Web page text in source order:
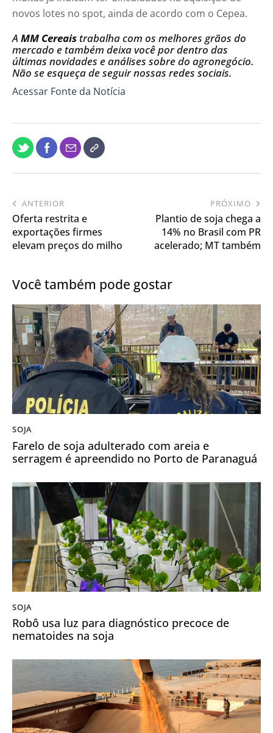
novos lotes no spot, ainda de acordo com o Cepea.
A MM Cereais trabalha com os melhores grãos do
mercado e também deixa você por dentro das
últimas novidades e análises sobre do agronegócio.
Não se esqueça de seguir nossas redes sociais.
Acessar Fonte da Notícia
ANTERIOR
Oferta restrita e
exportações firmes
elevam preços do milho
PRÓXIMO
Plantio de soja chega a
14% no Brasil com PR
acelerado; MT também
Você também pode gostar
SOJA
Farelo de soja adulterado com areia e
serragem é apreendido no Porto de Paranaguá
SOJA
Robô usa luz para diagnóstico precoce de
nematoides na soja